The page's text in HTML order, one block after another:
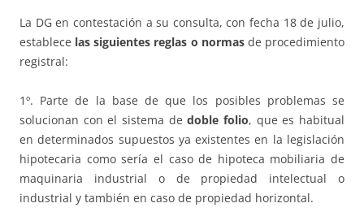
La DG en contestación a su consulta, con fecha 18 de julio,
establece las siguientes reglas o normasde procedimiento
registral:
1º. Parte de la base de que los posibles problemas se
solucionan con el sistema dedoble folio, que es habitual
en determinados supuestos ya existentes en la legislación
hipotecaria como sería el caso de hipoteca mobiliaria de
maquinaria industrial o de propiedad intelectual o
industrial y también en caso de propiedad horizontal.